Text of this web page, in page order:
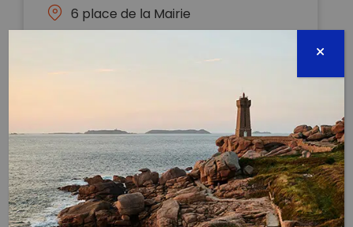
6 place de la Mairie
50750 Sainte-Suzanne-sur-Vire
01 novembre 2021 - 09:00 à 12:30
0625915517
Évènement proposé par :
Association Nationale pour la
Protection des Eaux et Rivières -TOS